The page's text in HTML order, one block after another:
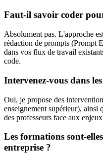
Faut-il savoir coder
Absolument pas. L'approche
rédaction de prompts (Prompt
dans vos flux de travail
code.
Intervenez-vous dans
Oui, je propose des
enseignement supérieur), ainsi
des professeurs face aux
Les formations sont-
entreprise ?